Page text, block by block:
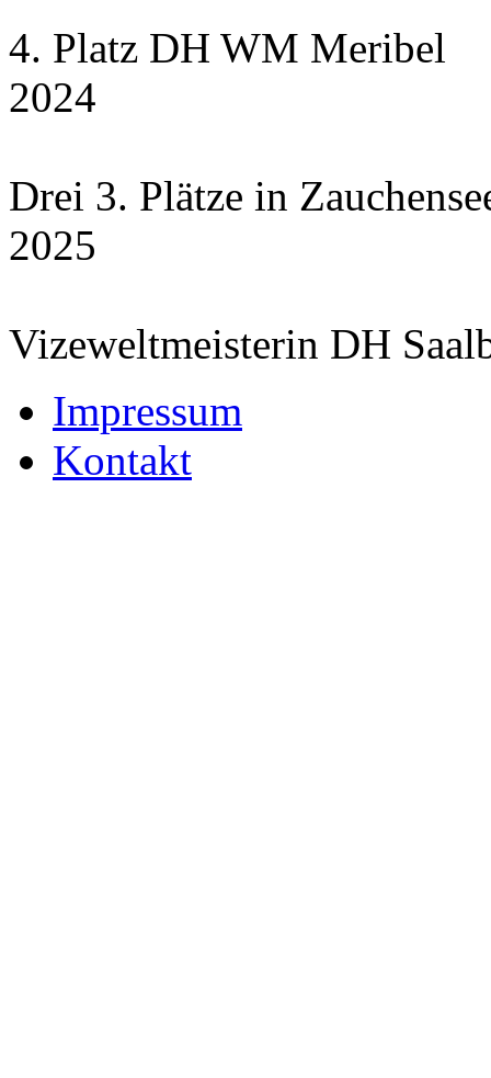
4. Platz DH WM Meribel
2024
Drei 3. Plätze in
2025
Vizeweltmeisterin DH
Impressum
Kontakt